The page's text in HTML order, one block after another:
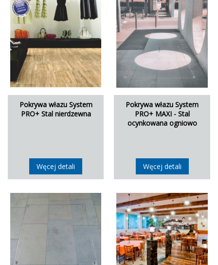
Pokrywa włazu System
PRO+ Stal nierdzewna
Węcej detali
Pokrywa włazu System
PRO+ MAXI - Stal
ocynkowana ogniowo
Węcej detali